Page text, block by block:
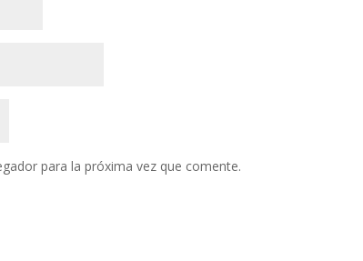
para la próxima vez que comente.